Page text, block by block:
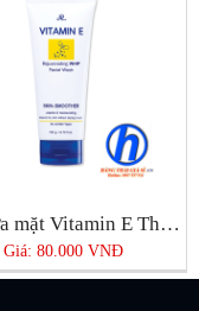
Sữa rửa mặt Vitamin E Thái Lan
Giá: 80.000 VNĐ